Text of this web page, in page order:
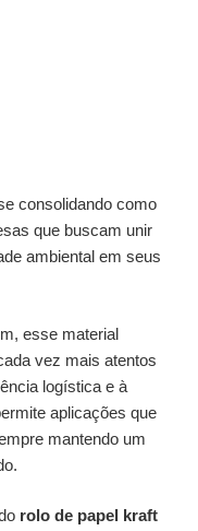
consolidando como
que buscam unir
ambiental em seus
esse material
vez mais atentos
logística e à
aplicações que
mantendo um
rolo de papel kraft